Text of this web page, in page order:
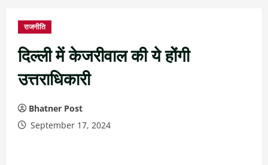
राजनीति
दिल्ली में केजरीवाल की ये होंगी
उत्तराधिकारी
Bhatner Post
September 17, 2024